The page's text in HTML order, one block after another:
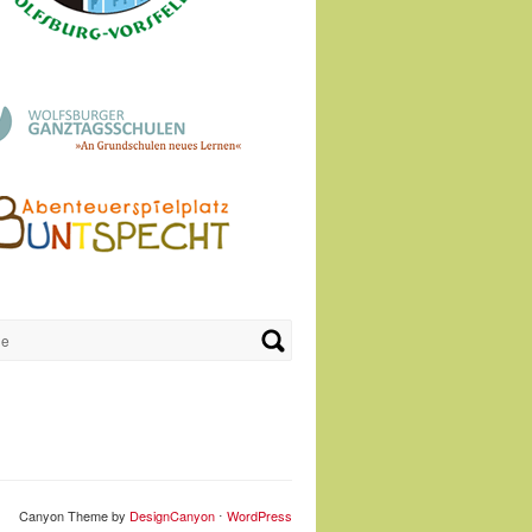
Canyon Theme by DesignCanyon ⋅ WordPress